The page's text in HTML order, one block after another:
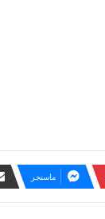
ماسنجر